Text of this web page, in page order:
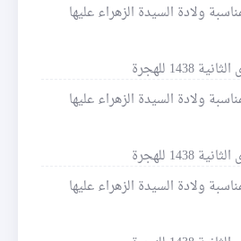
ولادة السيدة الزهراء عليها
ولادة السيدة الزهراء عليها
ولادة السيدة الزهراء عليها